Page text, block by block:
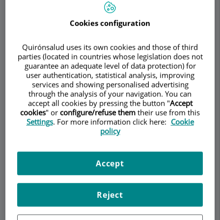
UROLOGÍA ANDROLOGÍA
DescripciónServiciosEquipoContactoDatos de interés
Horario
Pedir cita
Impotencia o Disfunción
Eréctil?
Si tienes dificultades para
lograr o mantener una
Cookies configuration
Quirónsalud uses its own cookies and those of third
parties (located in countries whose legislation does not
guarantee an adequate level of data protection) for
user authentication, statistical analysis, improving
services and showing personalised advertising
through the analysis of your navigation. You can
accept all cookies by pressing the button "Accept
cookies" or configure/refuse them their use from this
Settings. For more information click here: Cookie
policy
Reject
Accept